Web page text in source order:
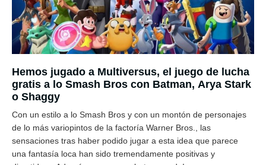
Hemos jugado a Multiversus, el juego de lucha
gratis a lo Smash Bros con Batman, Arya Stark
o Shaggy
Con un estilo a lo Smash Bros y con un montón de personajes
de lo más variopintos de la factoría Warner Bros., las
sensaciones tras haber podido jugar a esta idea que parece
una fantasía loca han sido tremendamente positivas y